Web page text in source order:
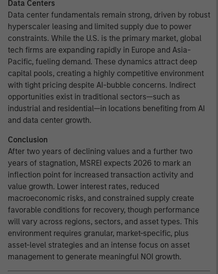
Data Centers
Data center fundamentals remain strong, driven by robust
hyperscaler leasing and limited supply due to power
constraints. While the U.S. is the primary market, global
tech firms are expanding rapidly in Europe and Asia-
Pacific, fueling demand. These dynamics attract deep
capital pools, creating a highly competitive environment
with tight pricing despite AI-bubble concerns. Indirect
opportunities exist in traditional sectors—such as
industrial and residential—in locations benefiting from AI
and data center growth.
Conclusion
After two years of declining values and a further two
years of stagnation, MSREI expects 2026 to mark an
inflection point for increased transaction activity and
value growth. Lower interest rates, reduced
macroeconomic risks, and constrained supply create
favorable conditions for recovery, though performance
will vary across regions, sectors, and asset types. This
environment requires granular, market-specific, plus
asset-level strategies and an intense focus on asset
management to generate meaningful NOI growth.